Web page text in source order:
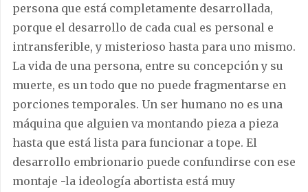
persona que está completamente desarrollada,
porque el desarrollo de cada cual es personal e
intransferible, y misterioso hasta para uno mismo.
La vida de una persona, entre su concepción y su
muerte, es un todo que no puede fragmentarse en
porciones temporales. Un ser humano no es una
máquina que alguien va montando pieza a pieza
hasta que está lista para funcionar a tope. El
desarrollo embrionario puede confundirse con ese
montaje -la ideología abortista está muy